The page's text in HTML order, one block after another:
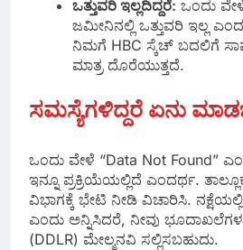
ಒತ್ತುವರಿ ಇಲ್ಲದಿದ್ದರೆ: ಒಂದು
ಜಮೀನಿನಲ್ಲಿ ಒತ್ತುವರಿ ಇಲ್ಲ
ನಿಮಗೆ HBC ಸ್ಕೆಚ್ ಬದಲಿಗೆ
ಮಾತ್ರ ದೊರೆಯುತ್ತದೆ.
ಸಮಸ್ಯೆಗಳಿದ್ದರೆ ಏನು
ಒಂದು ವೇಳೆ “Data Not Found”
ಇನ್ನೂ ಪ್ರಕ್ರಿಯೆಯಲ್ಲಿದೆ ಎಂದರ್ಥ.
ವಿಭಾಗಕ್ಕೆ ಭೇಟಿ ನೀಡಿ ವಿಚಾರಿಸಿ.
ಎಂದು ಅನ್ನಿಸಿದರೆ, ನೀವು
(DDLR) ಮೇಲ್ಮನವಿ ಸಲ್ಲಿಸಬಹುದು.